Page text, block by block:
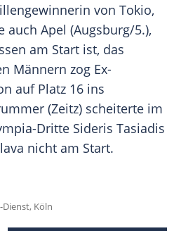
von Tokio,
auch Apel (Augsburg/5.),
am Start ist, das
Männern zog Ex-
auf Platz 16 ins
(Zeitz) scheiterte im
Dritte Sideris Tasiadis
nicht am Start.
Köln